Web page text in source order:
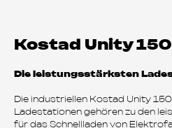
Kostad Unity
Die leistungsstärksten
Die industriellen Kostad Unity
Ladestationen gehören zu den
für das Schnellladen von